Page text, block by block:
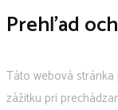
Prehľad
Táto webová
zážitku pri